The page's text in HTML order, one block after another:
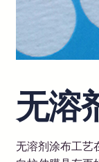
无溶
无溶剂涂布工艺